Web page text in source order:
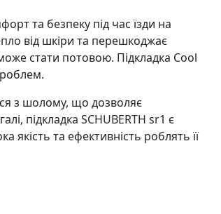
та безпеку під час їзди на
від шкіри та перешкоджає
стати потовою. Підкладка Cool
з шолому, що дозволяє
підкладка SCHUBERTH sr1 є
якість та ефективність роблять її